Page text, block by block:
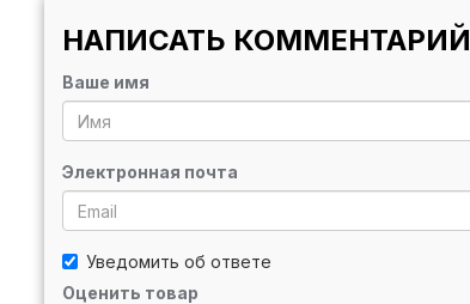
НАПИСАТЬ КОММЕНТАРИЙ
Ваше имя
Электронная почта
Уведомить об ответе
Оценить товар